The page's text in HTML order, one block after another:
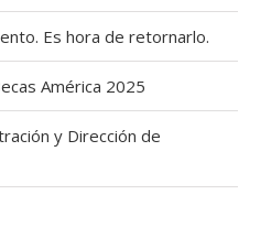
Es hora de retornarlo.
América 2025
y Dirección de